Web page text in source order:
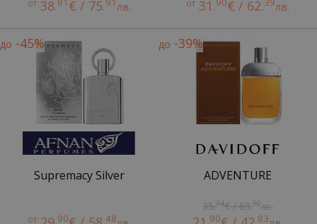
от 38. € / 75. лв. от 31. € / 62. лв.
до -45%
Supremacy Silver
от 90 48
до -39%
ADVENTURE
35.74€ / 69.90лв.
90 83